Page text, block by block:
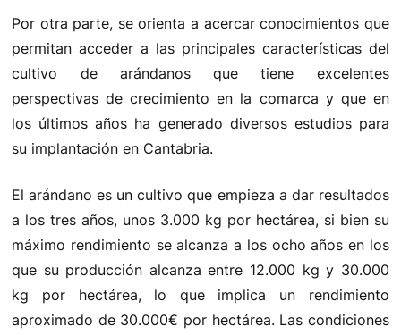
Por otra parte, se orienta a acercar conocimientos que
permitan acceder a las principales características del
cultivo de arándanos que tiene excelentes
perspectivas de crecimiento en la comarca y que en
los últimos años ha generado diversos estudios para
su implantación en Cantabria.
El arándano es un cultivo que empieza a dar resultados
a los tres años, unos 3.000 kg por hectárea, si bien su
máximo rendimiento se alcanza a los ocho años en los
que su producción alcanza entre 12.000 kg y 30.000
kg por hectárea, lo que implica un rendimiento
aproximado de 30.000€ por hectárea. Las condiciones